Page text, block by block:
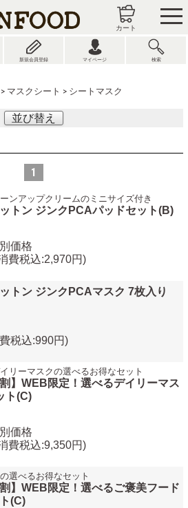
カート
新規会員登録 マイページ 検索
> マスクシート > シートマスク
並び替え
1
ンアップクリームのミニサイズ付き
トン ジンクPCAパッドセット(B)
価格
費税込:2,970円)
トン ジンクPCAマスク 7枚入り
税込:990円)
リーマスクの選べるお得なセット
割】WEB限定！選べるデイリーマス
ト(C)
価格
費税込:9,350円)
選べるお得なセット
割】WEB限定！選べるご褒美フード
(C)